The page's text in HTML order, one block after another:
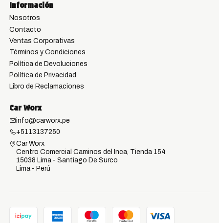
Información
Nosotros
Contacto
Ventas Corporativas
Términos y Condiciones
Política de Devoluciones
Política de Privacidad
Libro de Reclamaciones
Car Worx
info@carworx.pe
+5113137250
Car Worx
Centro Comercial Caminos del Inca, Tienda 154
15038 Lima - Santiago De Surco
Lima - Perú